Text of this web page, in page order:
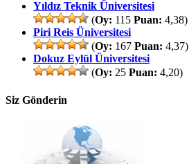
Yıldız Teknik Üniversitesi
(Oy: 115 Puan: 4,38)
Piri Reis Üniversitesi
(Oy: 167 Puan: 4,37)
Dokuz Eylül Üniversitesi
(Oy: 25 Puan: 4,20)
Siz Gönderin